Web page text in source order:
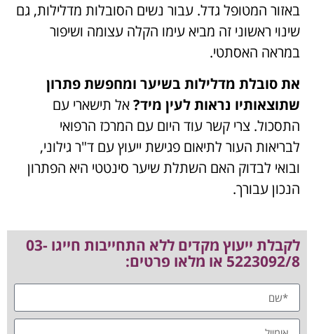
באזור המטופל גדל. עבור נשים הסובלות מדלילות, גם
שינוי ראשוני זה מביא עימו הקלה עצומה ושיפור
במראה האסתטי.
את סובלת מדלילות בשיער ומחפשת פתרון
שתוצאותיו נראות לעין מיד?אל תישארי עם
התסכול. צרי קשר עוד היום עם המרכז הרפואי
לבריאות העור לתיאום פגישת ייעוץ עם ד"ר גילוני,
ובואי לבדוק האם השתלת שיער סינטטי היא הפתרון
הנכון עבורך.
לקבלת ייעוץ מקדים ללא התחייבות חייגו 03-
5223092/8 או מלאו פרטים: